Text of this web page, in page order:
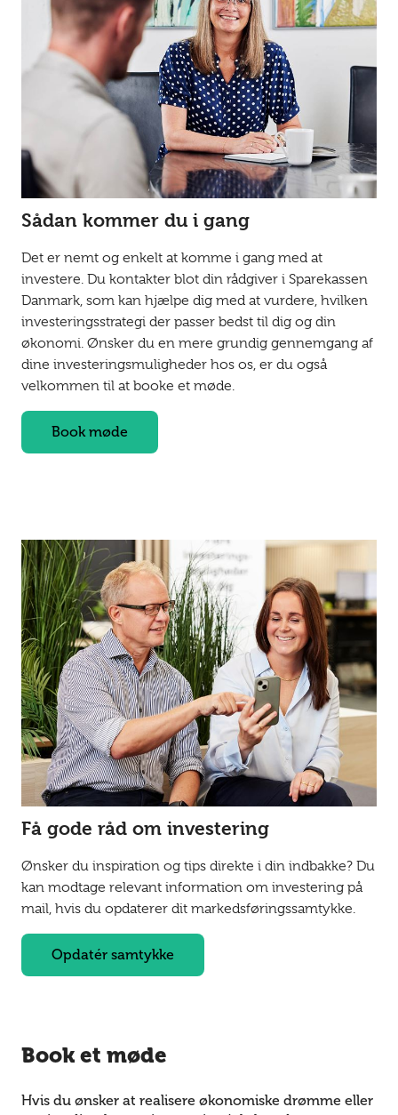
Sådan kommer du i gang
Det er nemt og enkelt at komme i gang med at
investere. Du kontakter blot din rådgiver i Sparekassen
Danmark, som kan hjælpe dig med at vurdere, hvilken
investeringsstrategi der passer bedst til dig og din
økonomi. Ønsker du en mere grundig gennemgang af
dine investeringsmuligheder hos os, er du også
velkommen til at booke et møde.
Book møde
Få gode råd om investering
Ønsker du inspiration og tips direkte i din indbakke? Du
kan modtage relevant information om investering på
mail, hvis du opdaterer dit markedsføringssamtykke.
Opdatér samtykke
Book et møde
Hvis du ønsker at realisere økonomiske drømme eller